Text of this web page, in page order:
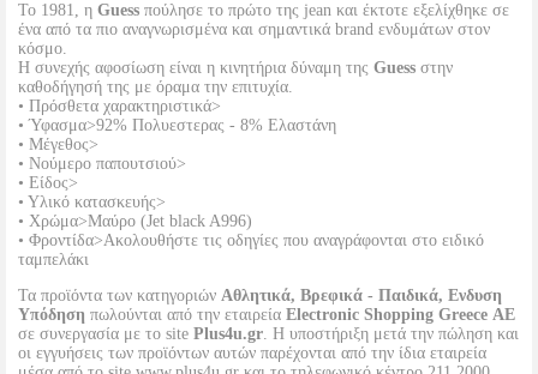
Το 1981, η Guess πούλησε το πρώτο της jean και έκτοτε εξελίχθηκε σε
ένα από τα πιο αναγνωρισμένα και σημαντικά brand ενδυμάτων στον
κόσμο.
Η συνεχής αφοσίωση είναι η κινητήρια δύναμη της Guess στην
καθοδήγησή της με όραμα την επιτυχία.
• Πρόσθετα χαρακτηριστικά>
• Ύφασμα>92% Πολυεστερας - 8% Ελαστάνη
• Μέγεθος>
• Νούμερο παπουτσιού>
• Είδος>
• Υλικό κατασκευής>
• Χρώμα>Μαύρο (Jet black A996)
• Φροντίδα>Ακολουθήστε τις οδηγίες που αναγράφονται στο ειδικό
ταμπελάκι
Τα προϊόντα των κατηγοριών Αθλητικά, Βρεφικά - Παιδικά, Ενδυση
Υπόδηση πωλούνται από την εταιρεία Electronic Shopping Greece ΑΕ
σε συνεργασία με το site Plus4u.gr. Η υποστήριξη μετά την πώληση και
οι εγγυήσεις των προϊόντων αυτών παρέχονται από την ίδια εταιρεία